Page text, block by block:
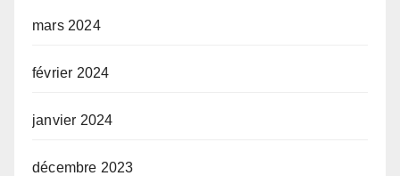
mars 2024
février 2024
janvier 2024
décembre 2023